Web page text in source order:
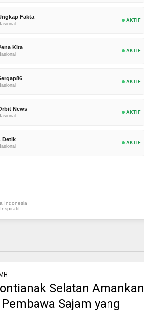
Fakta
AKTIF
Kita
AKTIF
AKTIF
News
AKTIF
Detik
AKTIF
Indonesia
Selatan Amankan
Sajam yang